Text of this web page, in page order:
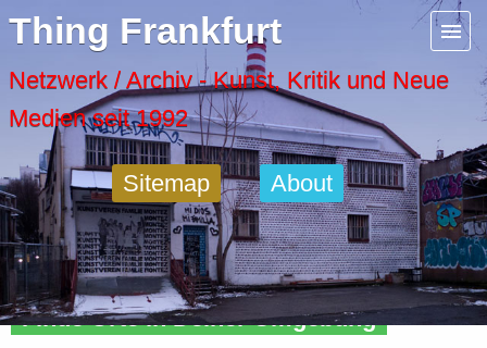
Thing Frankfurt
Netzwerk / Archiv - Kunst, Kritik und Neue
Medien seit 1992
Sitemap About
Finde Orte in Deiner Umgebung
Menu
Artspaces
Cool Places
Frankfurt Diary
Activity
Recent Posts